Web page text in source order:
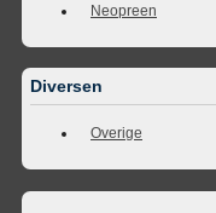
Neopreen
Diversen
Overige